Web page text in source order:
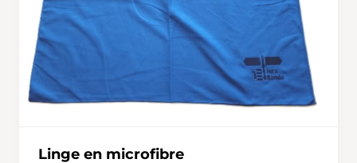
Linge en microfibre